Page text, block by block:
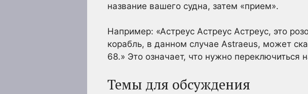
название вашего судна, затем «прием».
Например: «Астреус Астреус Астреус, это
корабль, в данном случае Astraeus, может
68.» Это означает, что нужно переключиться
Темы для обсуждения